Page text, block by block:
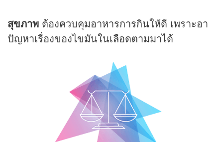
สุขภาพ ต้องควบคุมอาหารการกินให้ดี เพราะอา
ปัญหาเรื่องของไขมันในเลือดตามมาได้